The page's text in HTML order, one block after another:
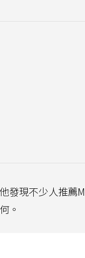
現不少人推薦
。